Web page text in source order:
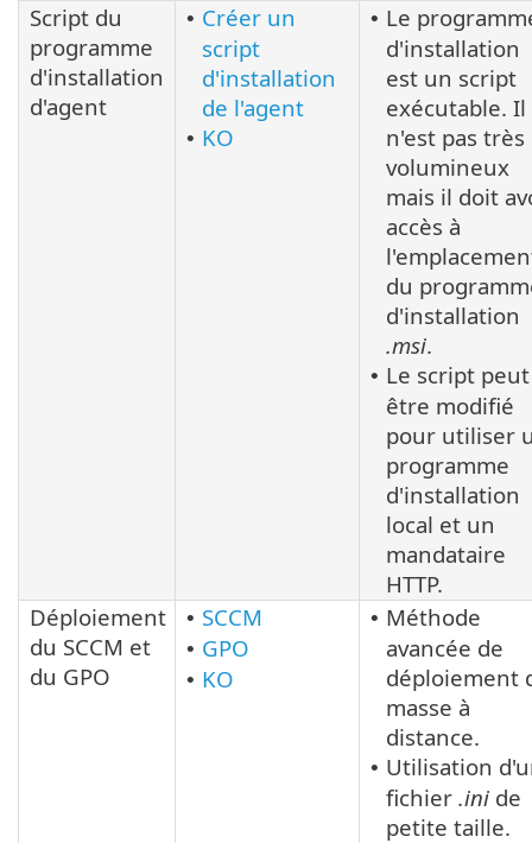
Script du
programme
d'installation
d'agent
• Créer un
script
d'installation
de l'agent
• KO
• Le
d'installation
est un script
exécutable. Il
n'est pas très
volumineux
mais il doit
accès à
du
d'installation
.msi.
• Le script peut
être modifié
pour utiliser
programme
d'installation
local et un
mandataire
HTTP.
Déploiement
du SCCM et
du GPO
• SCCM
• GPO
• KO
• Méthode
avancée de
déploiement
masse à
distance.
• Utilisation
fichier .ini de
petite taille.